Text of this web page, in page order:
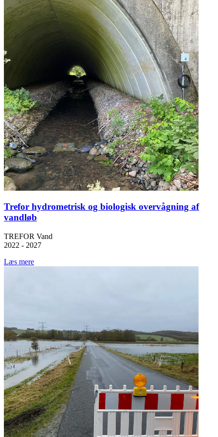
Trefor hydrometrisk og biologisk overvågning af
vandløb
TREFOR Vand
2022 - 2027
Læs mere